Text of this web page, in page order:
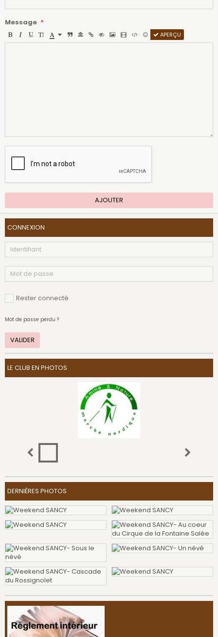
Message
APERÇU
AJOUTER
CONNEXION
Rester connecté
Mot de passe perdu ?
VALIDER
LE CLUB EN PHOTOS
DERNIÈRES PHOTOS